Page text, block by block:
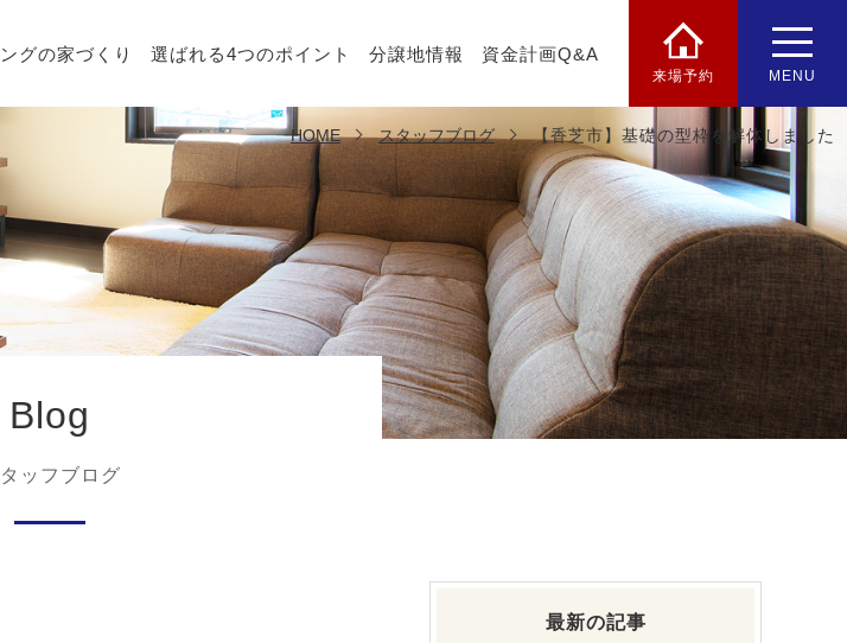
グの家づくり 選ばれる4つのポイント 分譲地情報 資金計画Q&A
来場予約 MENU
Blog
ッフブログ
HOME スタッフブログ 【香芝市】基礎の型枠を解体しました
最新の記事